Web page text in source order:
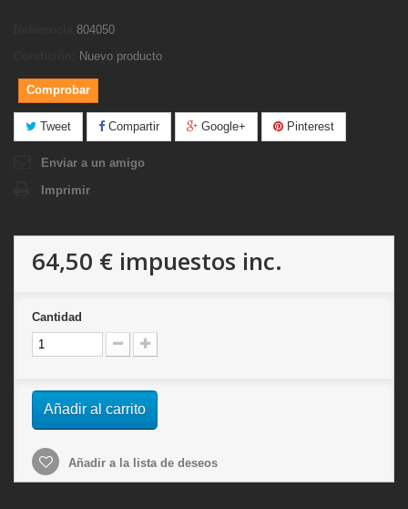
804050
Nuevo producto
Comprobar
Tweet Compartir Google+ Pinterest
Enviar a un amigo
Imprimir
64,50 € impuestos inc.
Cantidad
Añadir al carrito
Añadir a la lista de deseos